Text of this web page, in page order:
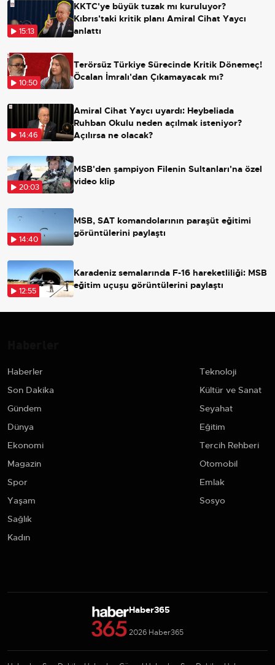
15:13
KKTC'ye büyük tuzak mı kuruluyor?
Kıbrıs'taki kritik planı Amiral Cihat Yaycı
anlattı
10:50
Terörsüz Türkiye Sürecinde Kritik Dönemeç!
Öcalan İmralı'dan Çıkamayacak mı?
14:46
Amiral Cihat Yaycı uyardı: Heybeliada
Ruhban Okulu neden açılmak isteniyor?
Açılırsa ne olacak?
20:03
MSB'den şampiyon Filenin Sultanları'na özel
video klip
14:40
MSB, SAT komandolarının paraşüt eğitimi
görüntülerini paylaştı
12:55
Karadeniz semalarında F-16 hareketliliği: MSB
eğitim uçuşu görüntülerini paylaştı
Haberler
Son Dakika
Gündem
Dünya
Ekonomi
Magazin
Spor
Yaşam
Sağlık
Kadın
Teknoloji
Kültür ve Sanat
Seyahat
Eğitim
Tercih Rehberi
Otomobil
Emlak
Sosyo
Haber365
2026 Haber365